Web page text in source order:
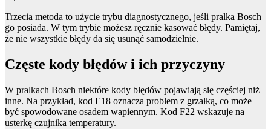
Trzecia metoda to użycie trybu diagnostycznego, jeśli pralka Bosch
go posiada. W tym trybie możesz ręcznie kasować błędy. Pamiętaj,
że nie wszystkie błędy da się usunąć samodzielnie.
Częste kody błędów i ich przyczyny
W pralkach Bosch niektóre kody błędów pojawiają się częściej niż
inne. Na przykład, kod E18 oznacza problem z grzałką, co może
być spowodowane osadem wapiennym. Kod F22 wskazuje na
usterkę czujnika temperatury.